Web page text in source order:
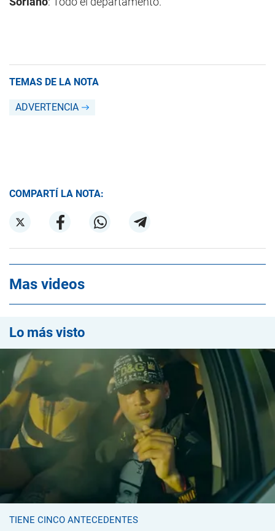
TEMAS DE LA NOTA
ADVERTENCIA
COMPARTÍ LA NOTA:
Mas videos
Lo más visto
TIENE CINCO ANTECEDENTES